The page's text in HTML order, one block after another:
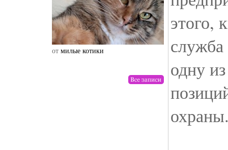
от милые котики от drunktwi
этого,
служба
одну